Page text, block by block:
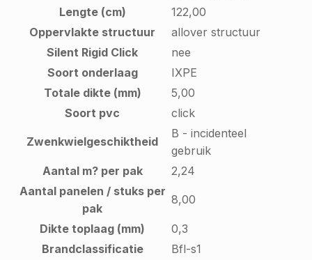
Lengte (cm)
122,00
Oppervlakte structuur
allover structuur
Silent Rigid Click
nee
Soort onderlaag
IXPE
Totale dikte (mm)
5,00
Soort pvc
click
Zwenkwielgeschiktheid
B - incidenteel
gebruik
Aantal m? per pak
2,24
Aantal panelen / stuks per
pak
8,00
Dikte toplaag (mm)
0,3
Brandclassificatie
Bfl-s1